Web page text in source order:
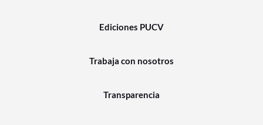
Ediciones PUCV
Trabaja con nosotros
Transparencia